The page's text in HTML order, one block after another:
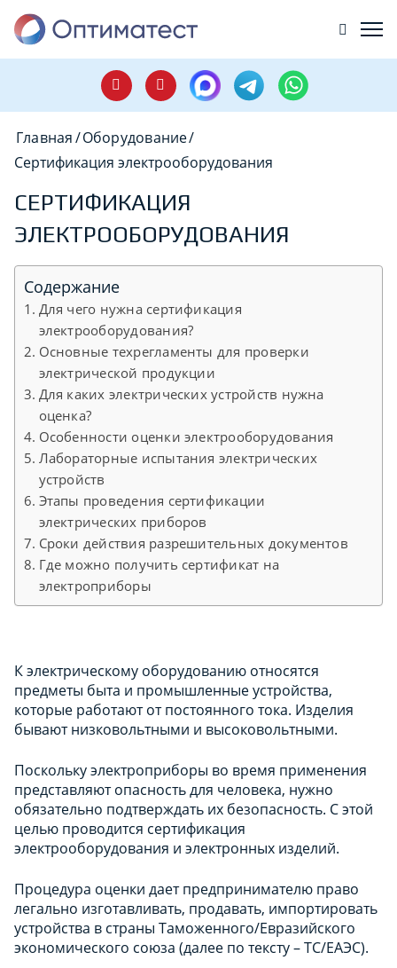
Главная/Оборудование/
Сертификация электрооборудования
СЕРТИФИКАЦИЯ
ЭЛЕКТРООБОРУДОВАНИЯ
Содержание
Для чего нужна сертификация
электрооборудования?
Основные техрегламенты для проверки
электрической продукции
Для каких электрических устройств нужна
оценка?
Особенности оценки электрооборудования
Лабораторные испытания электрических
устройств
Этапы проведения сертификации
электрических приборов
Сроки действия разрешительных документов
Где можно получить сертификат на
электроприборы
К электрическому оборудованию относятся
предметы быта и промышленные устройства,
которые работают от постоянного тока. Изделия
бывают низковольтными и высоковольтными.
Поскольку электроприборы во время применения
представляют опасность для человека, нужно
обязательно подтверждать их безопасность. С этой
целью проводится сертификация
электрооборудования и электронных изделий.
Процедура оценки дает предпринимателю право
легально изготавливать, продавать, импортировать
устройства в страны Таможенного/Евразийского
экономического союза (далее по тексту – ТС/ЕАЭС).